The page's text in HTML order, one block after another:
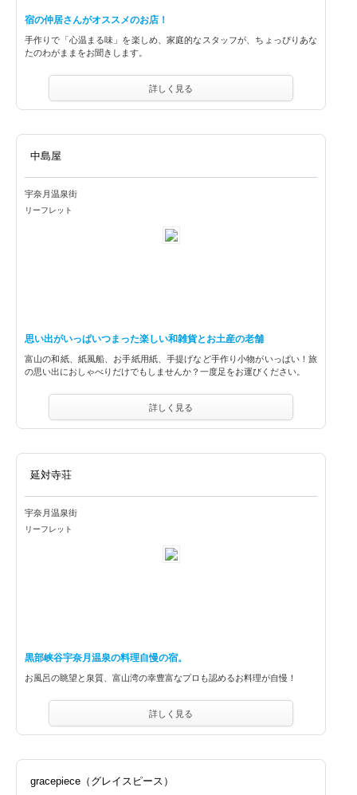
宿の仲居さんがオススメのお店！
手作りで「心温まる味」を楽しめ、家庭的なスタッフが、ちょっぴりあな
たのわがままをお聞きします。
詳しく見る
中島屋
宇奈月温泉街
リーフレット
思い出がいっぱいつまった楽しい和雑貨とお土産の老舗
富山の和紙、紙風船、お手紙用紙、手提げなど手作り小物がいっぱい！旅
の思い出におしゃべりだけでもしませんか？一度足をお運びください。
詳しく見る
延対寺荘
宇奈月温泉街
リーフレット
黒部峡谷宇奈月温泉の料理自慢の宿。
お風呂の眺望と泉質、富山湾の幸豊富なプロも認めるお料理が自慢！
詳しく見る
gracepiece（グレイスピース）